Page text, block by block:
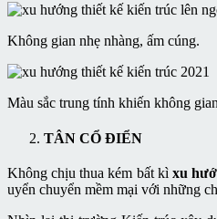
Không gian nhẹ nhàng, ấm cúng.
Màu sắc trung tính khiến không
TÂN CỔ ĐIỂN
Không chịu thua kém bất kì xu
uyển chuyển mềm mại với những